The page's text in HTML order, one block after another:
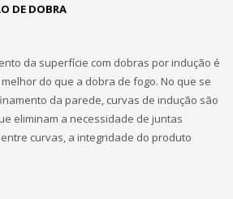
DE DOBRA
da superfície com dobras por indução é
do que a dobra de fogo. No que se
da parede, curvas de indução são
eliminam a necessidade de juntas
curvas, a integridade do produto